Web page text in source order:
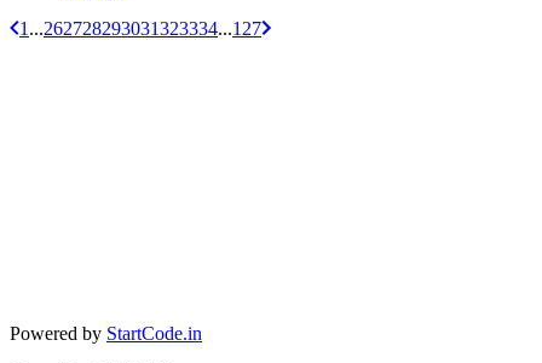
1 ...262728293031323334...127
Powered by StartCode.in